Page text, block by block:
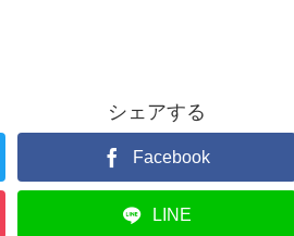
シェアする
Facebook
LINE